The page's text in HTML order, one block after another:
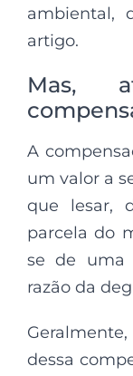
ambiental,
artigo.
Mas,
A
um valor a
que lesar,
parcela do
se de uma
razão da
dessa